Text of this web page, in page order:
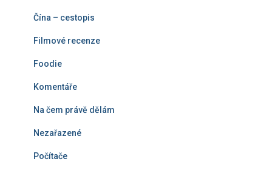
Čína – cestopis
Filmové recenze
Foodie
Komentáře
Na čem právě dělám
Nezařazené
Počítače